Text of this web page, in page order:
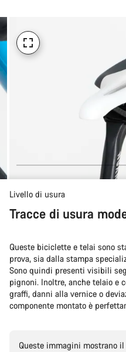
Livello di usura
Tracce di usura
Queste biciclette e telai sono
prova, sia dalla stampa
Sono quindi presenti visibili
pignoni. Inoltre, anche telaio e
graffi, danni alla vernice o
componente montato è
Queste immagini mostrano
Ti serve aiuto?
I nostri consulenti